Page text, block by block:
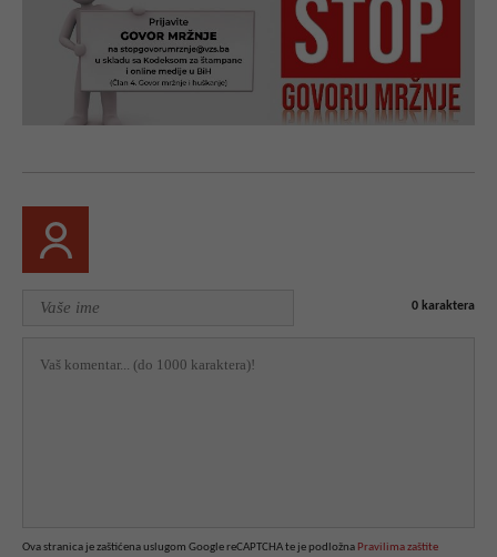
0 karaktera
Ova stranica je zaštićena uslugom Google reCAPTCHA te je podložna Pravilima zaštite